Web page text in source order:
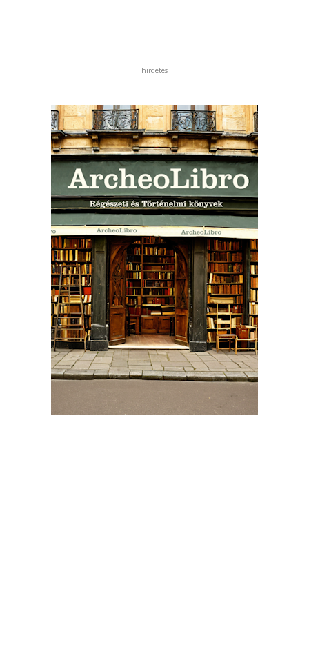
hirdetés